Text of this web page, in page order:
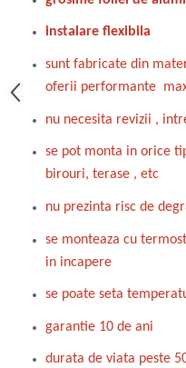
instalare flexibila
sunt fabricate din
oferii performante
nu necesita revizii ,
se pot monta in orice
birouri, terase , etc
nu prezinta risc de
se monteaza cu
in incapere
se poate seta
garantie 10 de ani
durata de viata peste